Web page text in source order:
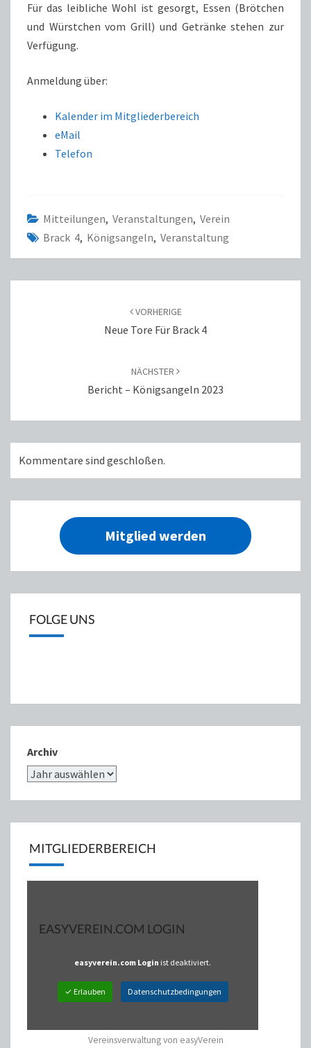
Für das leibliche Wohl ist gesorgt, Essen (Brötchen
und Würstchen vom Grill) und Getränke stehen zur
Verfügung.
Anmeldung über:
Kalender im Mitgliederbereich
eMail
Telefon
Mitteilungen, Veranstaltungen, Verein
Brack 4, Königsangeln, Veranstaltung
VORHERIGE
Neue Tore Für Brack 4
NÄCHSTER
Bericht – Königsangeln 2023
Kommentare sind geschloßen.
Mitglied werden
FOLGE UNS
Archiv
MITGLIEDERBEREICH
EASYVEREIN.COM LOGIN
easyverein.com Login ist deaktiviert.
✓ Erlauben Datenschutzbedingungen
Vereinsverwaltung von easyVerein